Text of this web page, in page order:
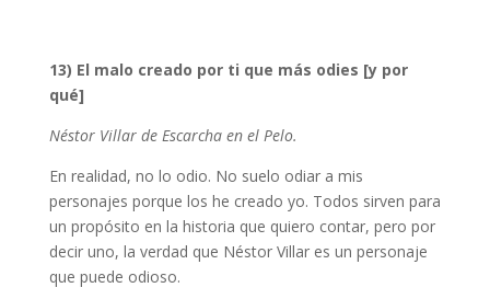
13) El malo creado por ti que más odies [y por
qué]
Néstor Villar de Escarcha en el Pelo.
En realidad, no lo odio. No suelo odiar a mis
personajes porque los he creado yo. Todos sirven para
un propósito en la historia que quiero contar, pero por
decir uno, la verdad que Néstor Villar es un personaje
que puede odioso.